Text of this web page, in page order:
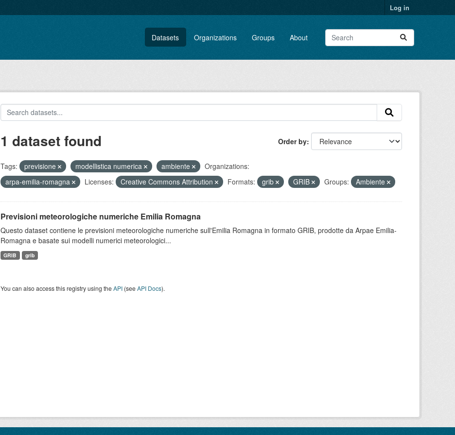
Log in
Datasets Organizations Groups About
Order by
1 dataset found
Tags: previsione modellistica numerica ambiente
Organizations:
arpa-emilia-romagna
Licenses: Creative Commons Attribution Formats: grib GRIB Groups: Ambiente
Previsioni meteorologiche numeriche Emilia Romagna
Questo dataset contiene le previsioni meteorologiche numeriche sull'Emilia Romagna in formato GRIB, prodotte da Arpae Emilia-
Romagna e basate sui modelli numerici meteorologici...
GRIB grib
You can also access this registry using theAPI(seeAPI Docs).